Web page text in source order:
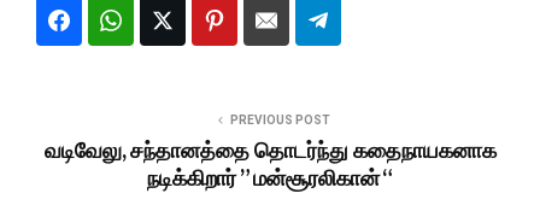
PREVIOUS POST
வடிவேலு, சந்தானத்தை தொடர்ந்து கதைநாயகனாக
நடிக்கிறார் ” மன்சூரலிகான் “